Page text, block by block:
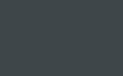
gesondert
und
oder
Person zugewiesen